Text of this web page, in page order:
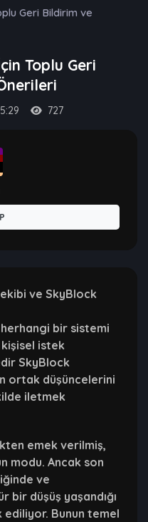
Geri Bildirim ve
Toplu Geri
727
ve SkyBlock
bir sistemi
istek
SkyBlock
ortak düşüncelerini
iletmek
emek verilmiş,
modu. Ancak son
ve
düşüş yaşandığı
Bunun temel